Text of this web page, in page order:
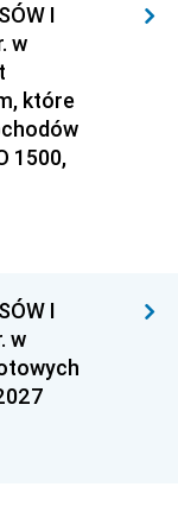
I
w
które
1500,
I
w